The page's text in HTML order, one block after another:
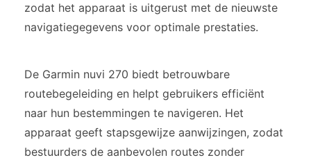
zodat het apparaat is uitgerust met de nieuwste
navigatiegegevens voor optimale prestaties.
De Garmin nuvi 270 biedt betrouwbare
routebegeleiding en helpt gebruikers efficiënt
naar hun bestemmingen te navigeren. Het
apparaat geeft stapsgewijze aanwijzingen, zodat
bestuurders de aanbevolen routes zonder